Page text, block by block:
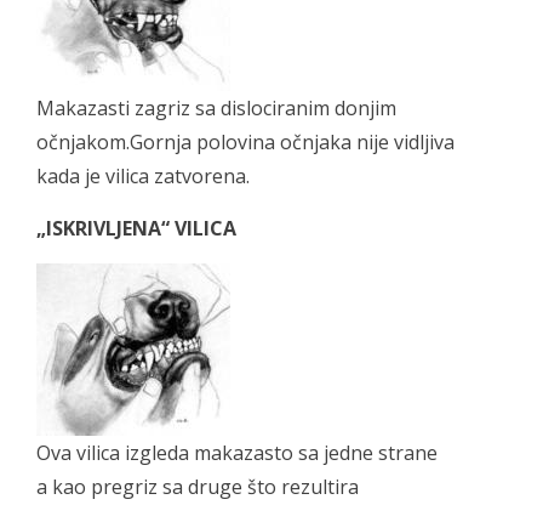
Makazasti zagriz sa dislociranim donjim
očnjakom.Gornja polovina očnjaka nije vidljiva
kada je vilica zatvorena.
„ISKRIVLJENA“ VILICA
Ova vilica izgleda makazasto sa jedne strane
a kao pregriz sa druge što rezultira